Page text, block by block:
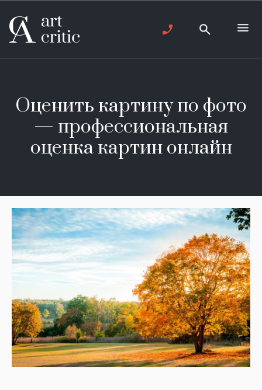
Оценить картину по фото
— профессиональная
оценка картин онлайн